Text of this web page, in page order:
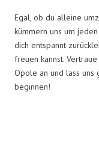
Egal, ob du alleine
kümmern uns um
dich entspannt
freuen kannst.
Opole an und lass uns
beginnen!